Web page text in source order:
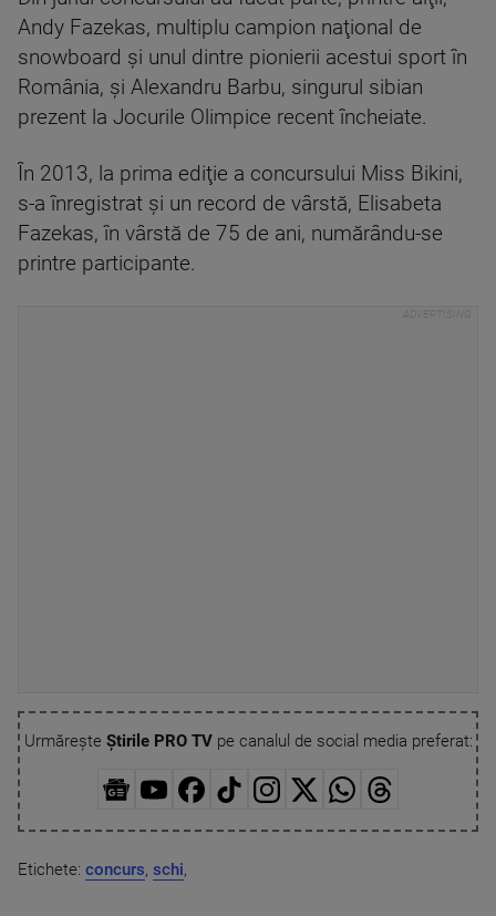
Andy Fazekas, multiplu campion naţional de
snowboard şi unul dintre pionierii acestui sport în
România, şi Alexandru Barbu, singurul sibian
prezent la Jocurile Olimpice recent încheiate.
În 2013, la prima ediţie a concursului Miss Bikini,
s-a înregistrat şi un record de vârstă, Elisabeta
Fazekas, în vârstă de 75 de ani, numărându-se
printre participante.
Urmărește Știrile PRO TVpe canalul de social media preferat:
Etichete: concurs, schi,